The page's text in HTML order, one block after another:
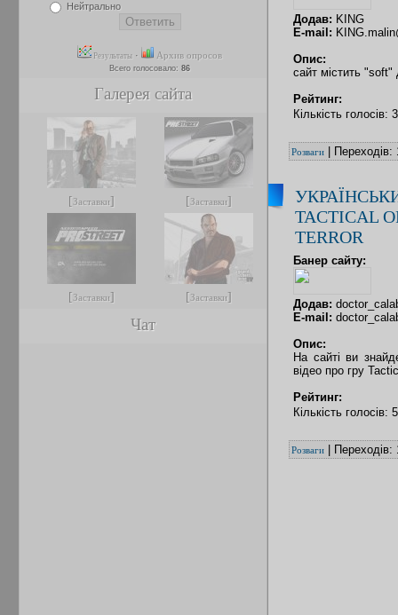
Нейтрально
Результаты · Архив опросов
Всего голосовало: 86
Галерея сайта
[Заставки] [Заставки]
[Заставки] [Заставки]
Чат
Додав: KING
E-mail:
Опис:
сайт містить "soft"
Рейтинг:
Кількість
Розваги |
TACTICAL
TERROR
Банер сайту:
Додав:
E-mail:
Опис:
На сайті ви
відео про гру
Рейтинг:
Кількість
Розваги |